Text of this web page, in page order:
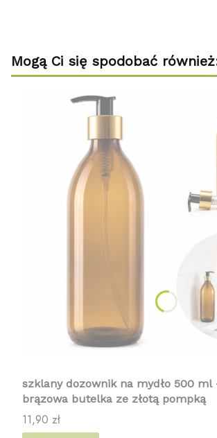
Mogą Ci się spodobać
szklany dozownik na mydło 500 ml
brązowa butelka ze złotą pompką
Cena
11,90 zł